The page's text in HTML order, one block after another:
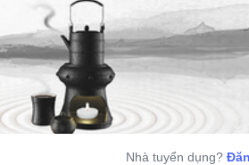
Nhà tuyển dụng?